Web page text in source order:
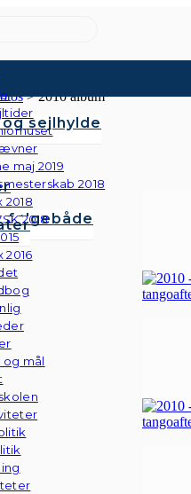
maj 2019
2018
2018
2018
2016
og mål
sejlhylde
følgebåde
>2010 album